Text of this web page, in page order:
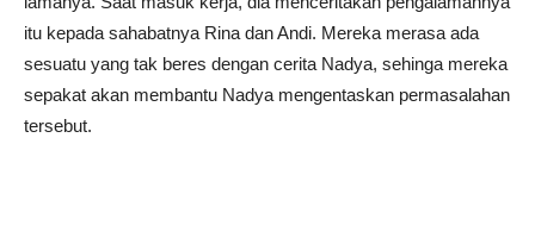
itu kepada sahabatnya Rina dan Andi. Mereka merasa ada
sesuatu yang tak beres dengan cerita Nadya, sehinga mereka
sepakat akan membantu Nadya mengentaskan permasalahan
tersebut.